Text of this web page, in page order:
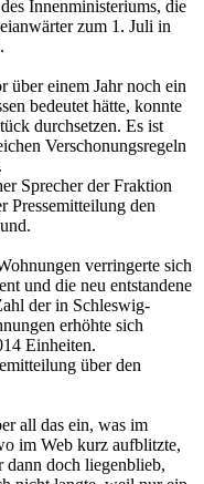
Innenministeriums, die
zum 1. Juli in
über einem Jahr noch ein
bedeutet hätte, konnte
durchsetzen. Es ist
Verschonungsregeln
Sprecher der Fraktion
Pressemitteilung den
verringerte sich
und die neu entstandene
der in Schleswig-
erhöhte sich
Einheiten.
über den
all das ein, was im
im Web kurz auf­blitzte,
dann doch lie­gen­blieb,